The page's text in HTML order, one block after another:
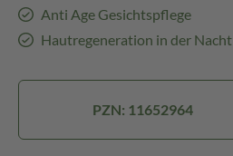
Anti Age Gesichtspflege
Hautregeneration in der Nacht
PZN: 11652964